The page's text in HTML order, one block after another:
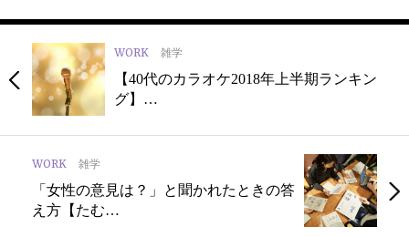
WORK 雑学
【40代のカラオケ2018年上半期ランキン
グ】…
WORK 雑学
「女性の意見は？」と聞かれたときの答
え方【たむ…